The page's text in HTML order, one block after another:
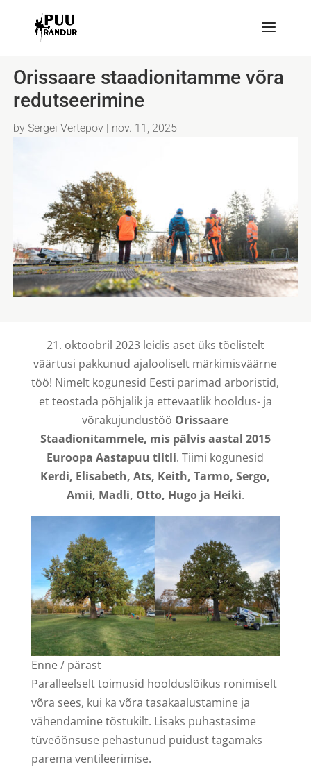
Orissaare staadionitamme võra
redutseerimine
bySergei Vertepov | nov. 11, 2025
21. oktoobril 2023 leidis aset üks tõelistelt
väärtusi pakkunud ajalooliselt märkimisväärne
töö! Nimelt kogunesid Eesti parimad arboristid,
et teostada põhjalik ja ettevaatlik hooldus- ja
võrakujundustöö Orissaare
Staadionitammele, mis pälvis aastal 2015
Euroopa Aastapuu tiitli. Tiimi kogunesid
Kerdi, Elisabeth, Ats, Keith, Tarmo, Sergo,
Amii, Madli, Otto, Hugo ja Heiki.
Enne / pärast
Paralleelselt toimusid hoolduslõikus ronimiselt
võra sees, kui ka võra tasakaalustamine ja
vähendamine tõstukilt. Lisaks puhastasime
tüveõõnsuse pehastunud puidust tagamaks
parema ventileerimise.